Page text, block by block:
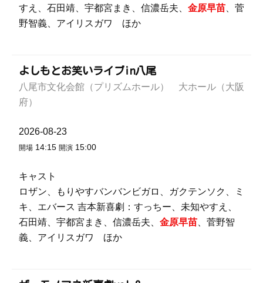
すえ、石田靖、宇都宮まき、信濃岳夫、 金原早苗 、菅
野智義、アイリスガワ ほか
よしもとお笑いライブin八尾
八尾市文化会館（プリズムホール） 大ホール（大阪
府）
2026-08-23
開場 14:15 開演 15:00
キャスト
ロザン、もりやすバンバンビガロ、ガクテンソク、ミ
キ、エバース 吉本新喜劇：すっちー、未知やすえ、
石田靖、宇都宮まき、信濃岳夫、 金原早苗 、菅野智
義、アイリスガワ ほか